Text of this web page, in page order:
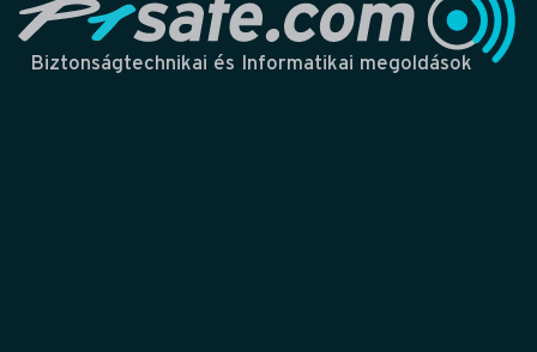
Biztonságtechnikai és Informatikai megoldások